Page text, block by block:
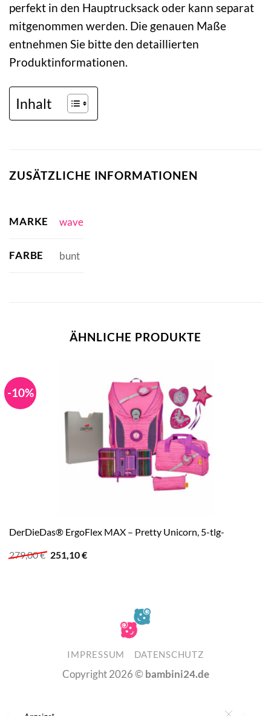
perfekt in den Hauptrucksack oder kann separat
mitgenommen werden. Die genauen Maße
entnehmen Sie bitte den detaillierten
Produktinformationen.
Inhalt
ZUSÄTZLICHE INFORMATIONEN
MARKE wave
FARBE bunt
ÄHNLICHE PRODUKTE
-10%
DerDieDas® ErgoFlex MAX – Pretty Unicorn, 5-tlg-
279,00€ Ursprünglicher
Preis
251,10€Aktueller
IMPRESSUM DATENSCHUTZ
Copyright 2026 © bambini24.de